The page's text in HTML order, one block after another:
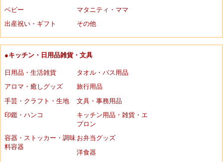
ベビー
マタニティ・ママ
出産祝い・ギフト
その他
●キッチン・日用品雑貨・文具
日用品・生活雑貨
タオル・バス用品
アロマ・癒しグッズ
旅行用品
手芸・クラフト・生地
文具・事務用品
印鑑・ハンコ
キッチン用品・雑貨・エ
プロン
容器・ストッカー・調味
料容器
お弁当グッズ
洋食器